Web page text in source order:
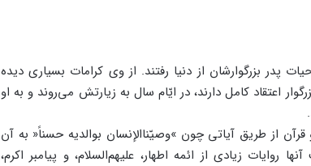
پدر بزرگوارشان از دنیا رفتند. از وى کرامات بسیارى دیده
اعتقاد کامل دارند، در ایّام سال به زیارتش مى‌‌روند و به او
از طریق آیاتى چون »وصیّناالإنسان بوالدیه حسناً« به آن
روایات زیادى از ائمه اطهار، علیهم‌‌السلام، و پیامبر اکرم،